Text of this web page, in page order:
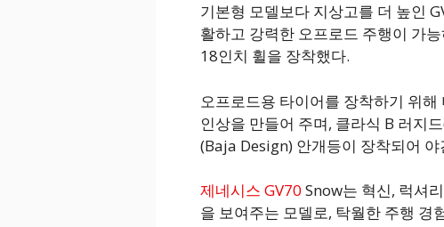
기본형 모델보다 지상고를 더 높인
활하고 강력한 오프로드 주행이 가
18인치 휠을 장착했다.
오프로드용 타이어를 장착하기 위
인상을 만들어 주며, 클라식 B 러지
(Baja Design) 안개등이 장착되어
제네시스 GV70 Snow는 혁신, 럭셔
을 보여주는 모델로, 탁월한 주행 경